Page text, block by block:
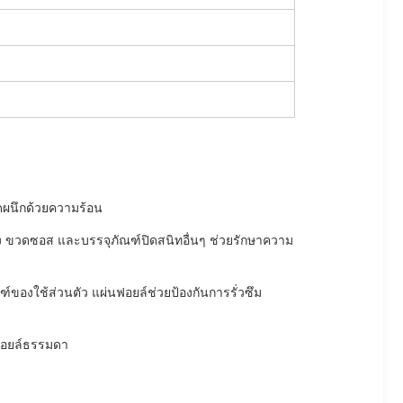
นึกด้วยความร้อน
ขวดซอส และบรรจุภัณฑ์ปิดสนิทอื่นๆ ช่วยรักษาความ
ของใช้ส่วนตัว แผ่นฟอยล์ช่วยป้องกันการรั่วซึม
ยล์ธรรมดา